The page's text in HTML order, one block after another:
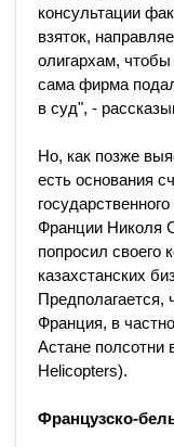
консультации
взяток,
олигархам,
сама фирма
в суд", -
Но, как позже
есть основания
Франции Николя
попросил своего
казахстанских
Предполагается,
Франция, в
Астане полсотни
Helicopters).
Французско-